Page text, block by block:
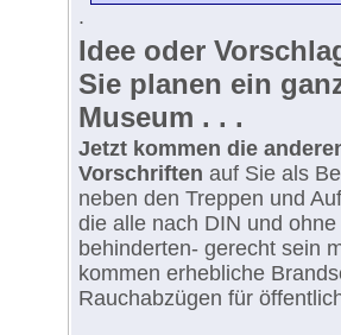
.
Idee oder
Sie planen ein
Museum . . .
Jetzt kommen die
Vorschriften auf Sie als
neben den Treppen und
die alle nach DIN und
behinderten- gerecht sein
kommen erhebliche
Rauchabzügen für